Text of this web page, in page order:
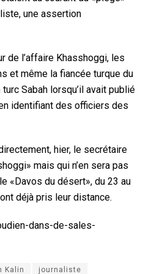
une assertion
de l’affaire Khasshoggi, les
et même la fiancée turque du
Sabah lorsqu’il avait publié
identifiant des officiers des
hier, le secrétaire
mais qui n’en sera pas
«Davos du désert», du 23 au
déjà pris leur distance.
dans-de-sales-
Kalin journaliste